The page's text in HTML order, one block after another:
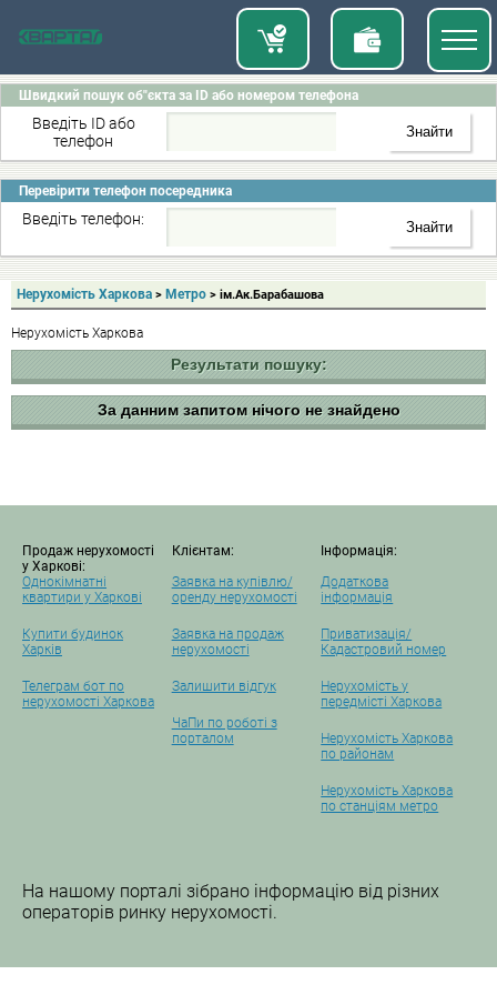
Швидкий пошук об"єкта за ID або номером телефона
Введіть ID або
телефон
Перевірити телефон посередника
Введіть телефон:
Нерухомість Харкова > Метро > ім.Ак.Барабашова
Нерухомість Харкова
Результати пошуку:
За данним запитом нічого не знайдено
Продаж нерухомості
у Харкові:
Однокімнатні
квартири у Харкові
Купити будинок
Харків
Телеграм бот по
нерухомості Харкова
Клієнтам:
Заявка на купівлю/
оренду нерухомості
Заявка на продаж
нерухомості
Залишити відгук
ЧаПи по роботі з
порталом
Інформація:
Додаткова
інформація
Приватизація/
Кадастровий номер
Нерухомість у
передмісті Харкова
Нерухомість Харкова
по районам
Нерухомість Харкова
по станціям метро
На нашому порталі зібрано інформацію від різних
операторів ринку нерухомості.